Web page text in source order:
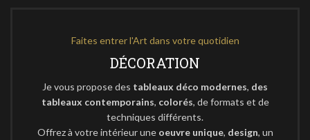
Faites entrer l'Art dans votre quotidien
DÉCORATION
Je vous propose des tableaux déco modernes, des
tableaux contemporains, colorés, de formats et de
techniques différents.
Offrez à votre intérieur une oeuvre unique, design, un